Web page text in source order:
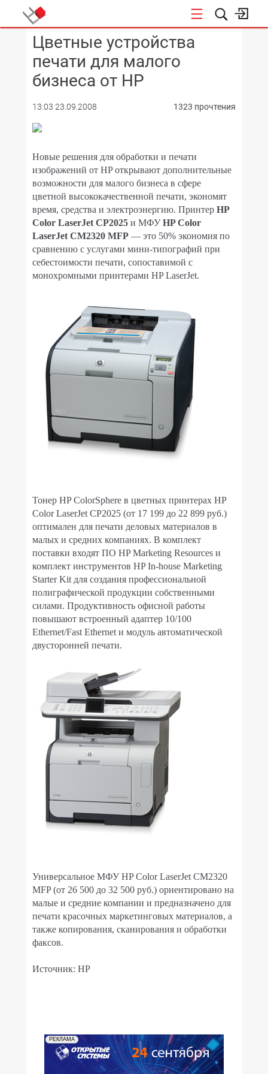
КОНФЕРЕНЦИИ
Цветные устройства
печати для малого
бизнеса от HP
13:03 23.09.2008 1323 прочтения
Новые решения для обработки и печати
изображений от HP открывают дополнительные
возможности для малого бизнеса в сфере
цветной высококачественной печати, экономят
время, средства и электроэнергию. Принтер HP
Color LaserJet CP2025 и МФУHP Color
LaserJet CM2320 MFP — это 50% экономия по
сравнению с услугами мини-типографий при
себестоимости печати, сопоставимой с
монохромными принтерами HP LaserJet.
Тонер HP ColorSphere в цветных принтерах HP
Color LaserJet CP2025 (от 17 199 до 22 899 руб.)
оптимален для печати деловых материалов в
малых и средних компаниях. В комплект
поставки входят ПО HP Marketing Resources и
комплект инструментов HP In-house Marketing
Starter Kit для создания профессиональной
полиграфической продукции собственными
силами. Продуктивность офисной работы
повышают встроенный адаптер 10/100
Ethernet/Fast Ethernet и модуль автоматической
двусторонней печати.
Универсальное МФУ HP Color LaserJet CM2320
MFP (от 26 500 до 32 500 руб.) ориентировано на
малые и средние компании и предназначено для
печати красочных маркетинговых материалов, а
также копирования, сканирования и обработки
факсов.
Источник: HP
РЕКЛАМА